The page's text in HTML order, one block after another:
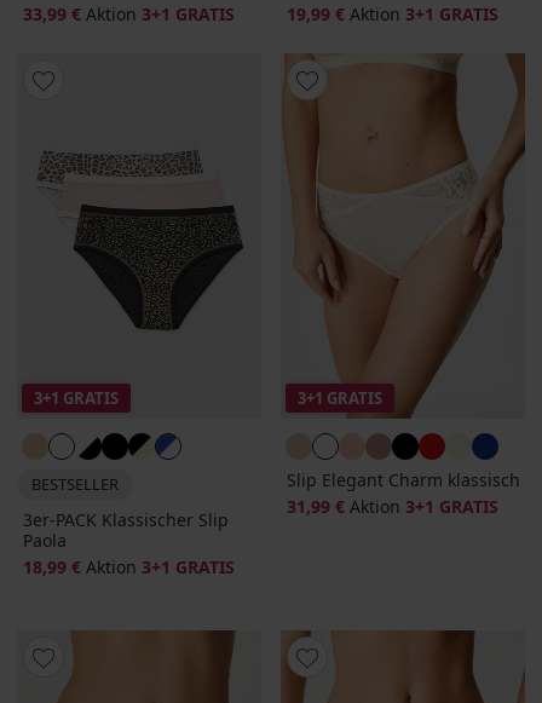
33,99 € Aktion 3+1 GRATIS
19,99 € Aktion 3+1 GRATIS
3+1 GRATIS
BESTSELLER
3er-PACK Klassischer Slip
Paola
18,99 € Aktion 3+1 GRATIS
3+1 GRATIS
Slip Elegant Charm klassisch
31,99 € Aktion 3+1 GRATIS